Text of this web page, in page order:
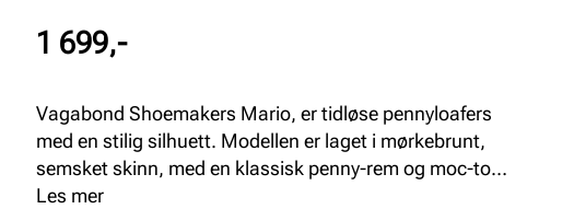
Pris
1 699,-
Vagabond Shoemakers Mario, er tidløse pennyloafers
med en stilig silhuett. Modellen er laget i mørkebrunt,
semsket skinn, med en klassisk penny-rem og moc-toe
detaljer på overdelen. Den tynne gummisålen hviler på
Les mer